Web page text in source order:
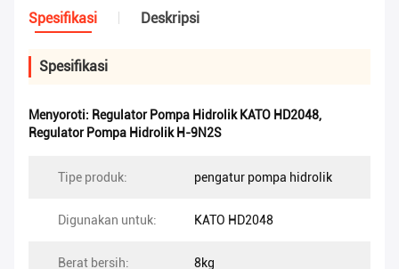
Spesifikasi Deskripsi
Spesifikasi
Menyoroti: Regulator Pompa Hidrolik KATO HD2048,
Regulator Pompa Hidrolik H-9N2S
Tipe produk: pengatur pompa hidrolik
Digunakan untuk: KATO HD2048
Berat bersih: 8kg